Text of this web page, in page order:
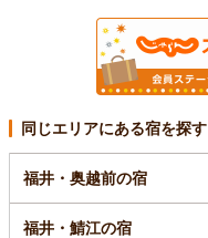
同じエリアにある宿を探す
福井・奥越前の宿
福井・鯖江の宿